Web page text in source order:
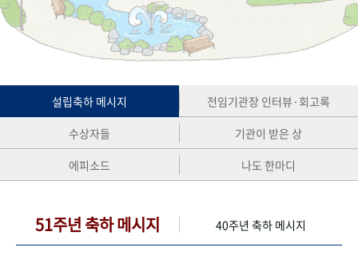
성과 50선 숫자로 보는 50년 50
주년 광장
세계와 함께 한 KIHASA
VR 역사관
설립축하 메시지
전임기관장 인터뷰·회고록
수상자들
기관이 받은 상
에피소드
나도 한마디
51주년 축하 메시지 40주년 축하 메시지